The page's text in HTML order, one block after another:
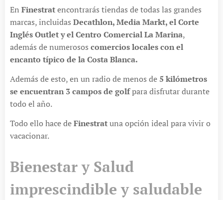
En Finestratencontrarás tiendas de todas las grandes
marcas, incluidas Decathlon, Media Markt, el Corte
Inglés Outlet y el Centro Comercial La Marina,
además de numerosos comercios locales con el
encanto típico de la Costa Blanca.
Además de esto, en un radio de menos de5 kilómetros
se encuentran 3 campos de golfpara disfrutar durante
todo el año.
Todo ello hace deFinestratuna opción ideal para vivir o
vacacionar.
Bienestar y Salud
imprescindible y saludable